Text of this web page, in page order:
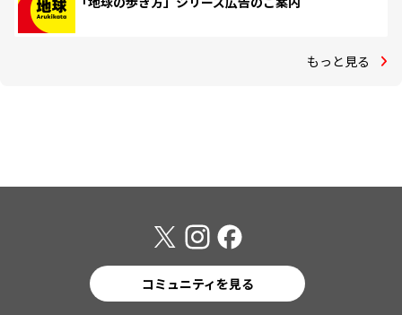
もっと見る
コミュニティを見る